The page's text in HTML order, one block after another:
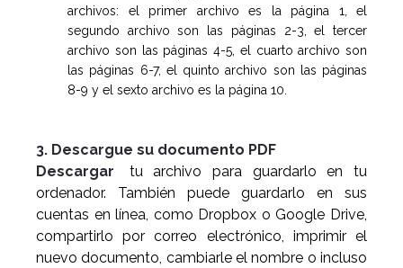
archivos: el primer archivo es la página 1, el
segundo archivo son las páginas 2-3, el tercer
archivo son las páginas 4-5, el cuarto archivo son
las páginas 6-7, el quinto archivo son las páginas
8-9 y el sexto archivo es la página 10.
3. Descargue su documento PDF
Descargar
tu archivo para guardarlo en tu
ordenador. También puede guardarlo en sus
cuentas en línea, como Dropbox o Google Drive,
compartirlo por correo electrónico, imprimir el
nuevo documento, cambiarle el nombre o incluso